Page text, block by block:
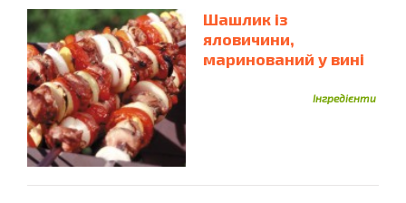
Шашлик із
яловичини,
маринований у вині
Інгредієнти